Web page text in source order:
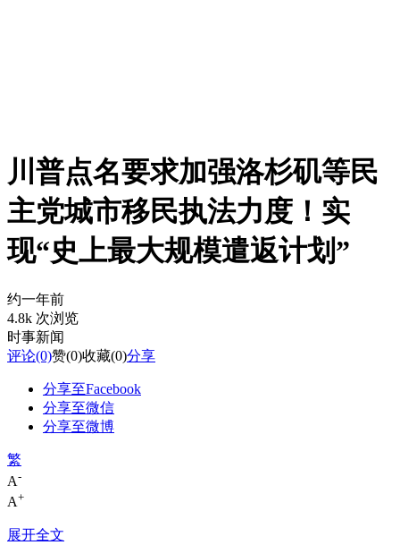
川普点名要求加强洛杉矶等民
主党城市移民执法力度！实
现“史上最大规模遣返计划”
约一年前
4.8k 次浏览
时事新闻
评论(0)赞(0)收藏(0)分享
分享至Facebook
分享至微信
分享至微博
繁
A-
A+
展开全文